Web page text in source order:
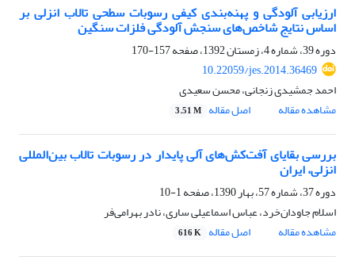
ارزیابی آلودگی و پهنه‌‌‌بندی کیفی رسوبات سطحی تالاب انزلی بر
اساس نتایج شاخص‌های سنجش آلودگی فلزات سنگین
دوره 39، شماره 4، زمستان 1392، صفحه
157-170
10.22059/jes.2014.36469
احمد جمشیدی زنجانی، محسن سعیدی
مشاهده مقاله
اصل مقاله 3.51 M
بررسی بقایای آفت‌کش‌های آلی پایدار در رسوبات تالاب بین‌المللی
انزلی، ایران
دوره 37، شماره 57، بهار 1390، صفحه
1-10
اسلام جاودان‌خرد، عباس اسماعیلی ساری، نادر بهرامی‌فر
مشاهده مقاله
اصل مقاله 616 K